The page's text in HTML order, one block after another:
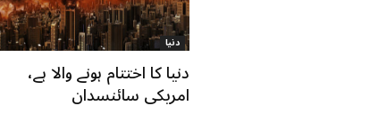
دنیا
دنیا کا اختتام ہونے والا ہے،
امریکی سائنسدان